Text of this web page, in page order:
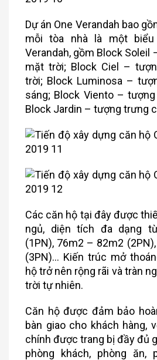
Dự án One Verandah bao
mỗi tòa nhà là một biểu
Verandah, gồm Block
mặt trời; Block Ciel –
trời; Block Luminosa –
sáng; Block Viento –
Block Jardin – tượng trưng
Các căn hộ tại đây được
ngủ, diện tích đa dạng
(1PN), 76m2 – 82m2
(3PN)… Kiến trúc mở
hộ trở nên rộng rãi và tràn
trời tự nhiên.
Căn hộ được đảm bảo
bàn giao cho khách hàng,
chính được trang bị đầy đủ
phòng khách, phòng ăn,